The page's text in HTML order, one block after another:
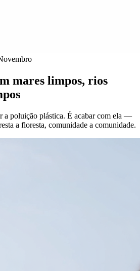
mares limpos, rios
a poluição plástica. É acabar com ela —
a floresta, comunidade a comunidade.